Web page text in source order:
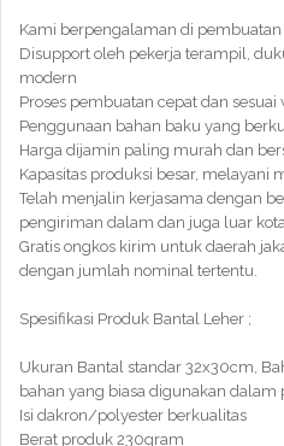
Kami berpengalaman di
Disupport oleh pekerja terampil,
modern
Proses pembuatan cepat dan sesuai
Penggunaan bahan baku yang
Harga dijamin paling murah dan
Kapasitas produksi besar,
Telah menjalin kerjasama dengan
pengiriman dalam dan juga luar
Gratis ongkos kirim untuk daerah
dengan jumlah nominal tertentu.
Spesifikasi Produk Bantal Leher ;
Ukuran Bantal standar 32x30cm,
bahan yang biasa digunakan dalam
Isi dakron/polyester berkualitas
Berat produk 230gram